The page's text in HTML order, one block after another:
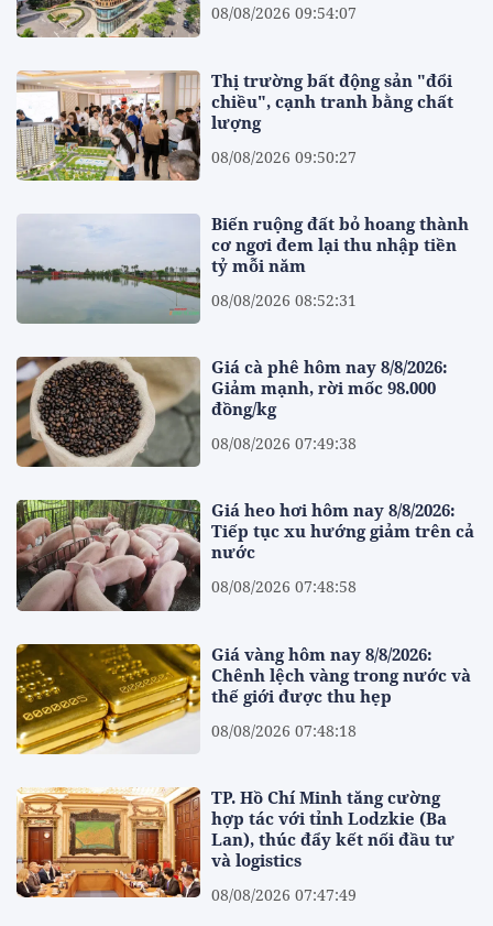
08/08/2026 09:54:07
Thị trường bất động sản "đổi
chiều", cạnh tranh bằng chất
lượng
08/08/2026 09:50:27
Biến ruộng đất bỏ hoang thành
cơ ngơi đem lại thu nhập tiền
tỷ mỗi năm
08/08/2026 08:52:31
Giá cà phê hôm nay 8/8/2026:
Giảm mạnh, rời mốc 98.000
đồng/kg
08/08/2026 07:49:38
Giá heo hơi hôm nay 8/8/2026:
Tiếp tục xu hướng giảm trên cả
nước
08/08/2026 07:48:58
Giá vàng hôm nay 8/8/2026:
Chênh lệch vàng trong nước và
thế giới được thu hẹp
08/08/2026 07:48:18
TP. Hồ Chí Minh tăng cường
hợp tác với tỉnh Lodzkie (Ba
Lan), thúc đẩy kết nối đầu tư
và logistics
08/08/2026 07:47:49